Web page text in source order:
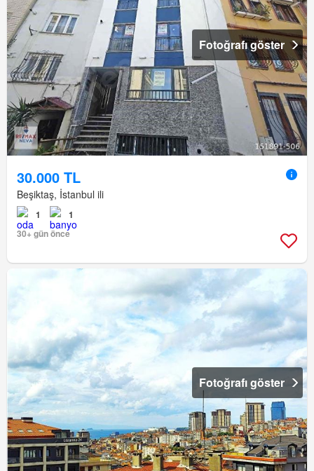
Fotoğrafı göster
30.000 TL
Beşiktaş, İstanbul ili
1
1
30+ gün önce
Fotoğrafı göster